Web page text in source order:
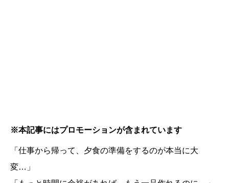
※本記事にはプロモーションが含まれています
「仕事から帰って、夕食の準備をするのが本当に大
変…」